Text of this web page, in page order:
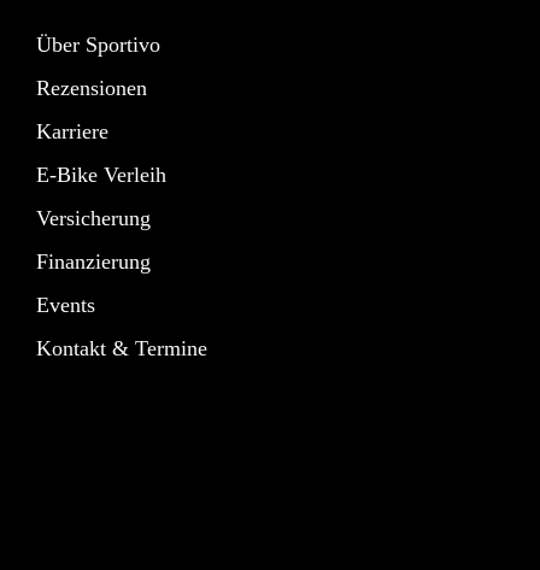
Über Sportivo
Rezensionen
Karriere
E-Bike Verleih
Versicherung
Finanzierung
Events
Kontakt & Termine